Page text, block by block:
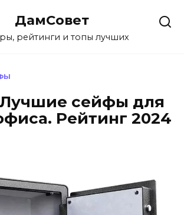
ДамСовет
рейтинги и топы лучших
сейфы для
Рейтинг 2024